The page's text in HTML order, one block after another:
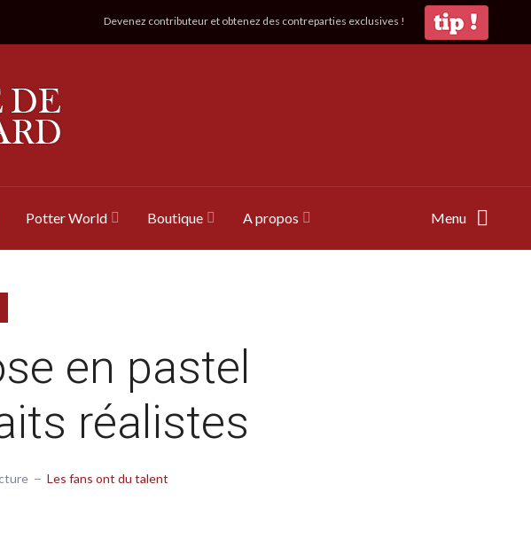
Devenez contributeur et obtenez des contreparties exclusives !
Potter World Boutique A propos Menu
en pastel
réalistes
Les fans ont du talent